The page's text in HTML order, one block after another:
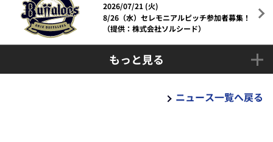
2026/07/21 (火)
8/26（水）セレモニアルピッチ参加者募集！
（提供：株式会社ソルシード）
もっと見る
ニュース一覧へ戻る